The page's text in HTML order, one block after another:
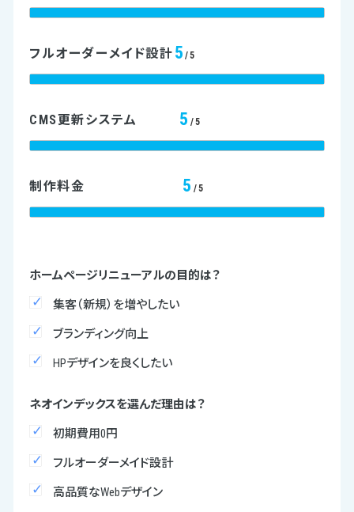
フルオーダーメイド設計 5 /5
CMS更新システム 5 /5
制作料金 5 /5
ホームページリニューアルの目的は？
集客（新規）を増やしたい
ブランディング向上
HPデザインを良くしたい
ネオインデックスを選んだ理由は？
初期費用0円
フルオーダーメイド設計
高品質なWebデザイン